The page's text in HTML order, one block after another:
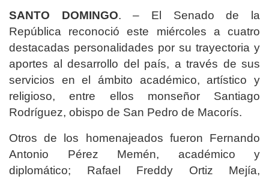
SANTO DOMINGO. – El Senado de la
República reconoció este miércoles a cuatro
destacadas personalidades por su trayectoria y
aportes al desarrollo del país, a través de sus
servicios en el ámbito académico, artístico y
religioso, entre ellos monseñor Santiago
Rodríguez, obispo de San Pedro de Macorís.
Otros de los homenajeados fueron Fernando
Antonio Pérez Memén, académico y
diplomático; Rafael Freddy Ortiz Mejía,